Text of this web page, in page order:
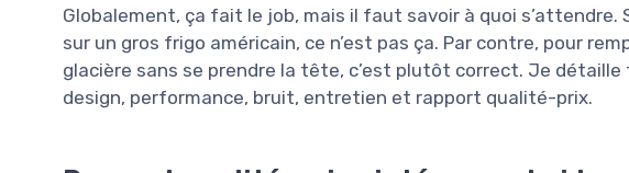
Globalement, ça fait le job, mais il faut savoir à quoi
sur un gros frigo américain, ce n’est pas ça. Par contre, pour
glacière sans se prendre la tête, c’est plutôt correct. Je
design, performance, bruit, entretien et rapport qualité-prix.